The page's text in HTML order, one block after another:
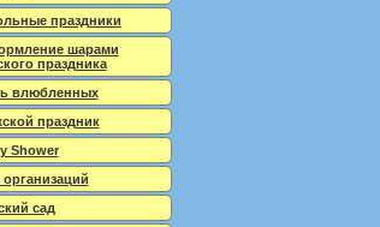
праздники
шарами
праздника
влюбленных
праздник
Shower
сад